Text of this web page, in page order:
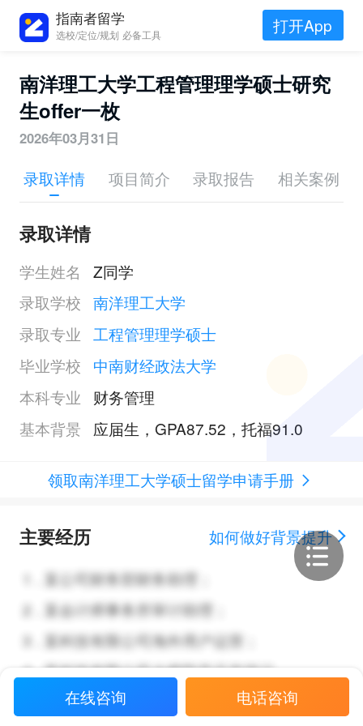
指南者留学
选校/定位/规划 必备工具 打开App
南洋理工大学工程管理理学硕士研究
生offer一枚
2026年03月31日
录取详情 项目简介 录取报告 相关案例
录取详情
学生姓名
Z同学
录取学校 南洋理工大学
录取专业
工程管理理学硕士
毕业学校
中南财经政法大学
本科专业
财务管理
基本背景
应届生，GPA87.52，托福91.0
领取南洋理工大学硕士留学申请手册
主要经历
如何做好背景提升
某公司财务部财务助理；
2
某会计师事务所审计助理；
3
某科技有限公司海外用户运营；
4 某科技有限公司大模型产品市场运
营；在线咨询 电话咨询